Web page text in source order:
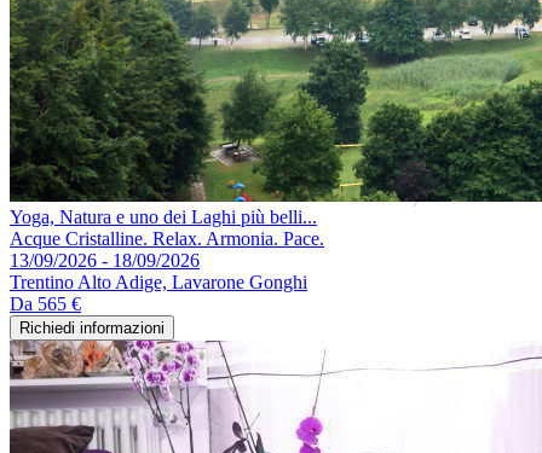
Yoga, Natura e uno dei Laghi più belli...
Acque Cristalline. Relax. Armonia. Pace.
13/09/2026 - 18/09/2026
Trentino Alto Adige, Lavarone Gonghi
Da 565 €
Richiedi informazioni